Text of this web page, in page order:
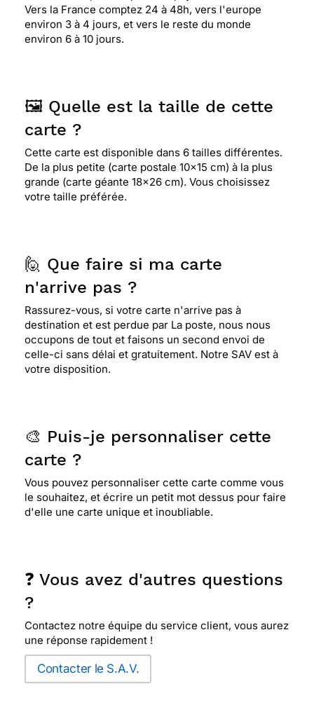
Vers la France comptez 24 à 48h, vers l'europe
environ 3 à 4 jours, et vers le reste du monde
environ 6 à 10 jours.
🖼️ Quelle est la taille de cette
carte ?
Cette carte est disponible dans 6 tailles différentes.
De la plus petite (carte postale 10x15 cm) à la plus
grande (carte géante 18x26 cm). Vous choisissez
votre taille préférée.
🙋 Que faire si ma carte
n'arrive pas ?
Rassurez-vous, si votre carte n'arrive pas à
destination et est perdue par La poste, nous nous
occupons de tout et faisons un second envoi de
celle-ci sans délai et gratuitement. Notre SAV est à
votre disposition.
🎨 Puis-je personnaliser cette
carte ?
Vous pouvez personnaliser cette carte comme vous
le souhaitez, et écrire un petit mot dessus pour faire
d'elle une carte unique et inoubliable.
❓ Vous avez d'autres questions
?
Contactez notre équipe du service client, vous aurez
une réponse rapidement !
Contacter le S.A.V.